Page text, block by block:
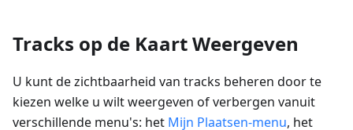
Tracks op de Kaart Weergeven
U kunt de zichtbaarheid van tracks beheren door te
kiezen welke u wilt weergeven of verbergen vanuit
verschillende menu's: het Mijn Plaatsen-menu, het